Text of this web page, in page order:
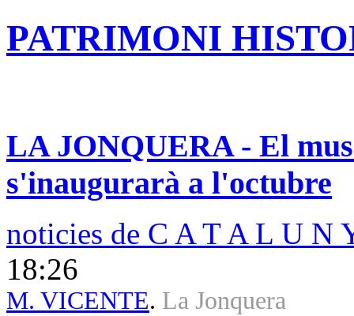
PATRIMONI
LA JONQUERA - El
s'inaugurarà a l'octubre
noticies de C A T A L U N
18:26
M. VICENTE. La Jonquera